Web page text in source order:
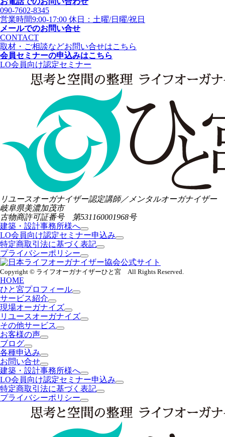
090-7602-8345
営業時間9:00-17:00 休日：土曜/日曜/祝日
メールでのお問い合せ
CONTACT
取材・ご相談などお問い合せはこちら
会員セミナーの申込みはこちら
LO会員向け認定セミナー
リユースオーガナイザー認定講師／メンタルオーガナイザー
岐阜県美濃加茂市
古物商許可証番号 第531160001968号
建築・設計事務所様へ
LO会員向け認定セミナー申込み
特定商取引法に基づく表記
プライバシーポリシー
Copyright © ライフオーガナイザーひと宮 All Rights Reserved.
HOME
ひと宮プロフィール
サービス紹介
現場オーガナイズ
リユースオーガナイズ
その他サービス
お客様の声
ブログ
各種申込み
お問い合せ
建築・設計事務所様へ
LO会員向け認定セミナー申込み
特定商取引法に基づく表記
プライバシーポリシー